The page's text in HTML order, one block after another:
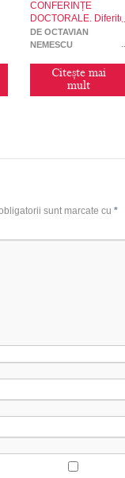
CONFERINȚE
DOCTORALE. Diferite
tipuri de polifonie
DE OCTAVIAN
NEMESCU
Citește mai
mult
sunt marcate cu *